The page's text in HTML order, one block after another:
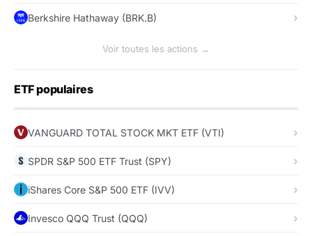
Berkshire Hathaway (BRK.B)
Voir toutes les actions →
ETF populaires
VANGUARD TOTAL STOCK MKT ETF (VTI)
SPDR S&P 500 ETF Trust (SPY)
iShares Core S&P 500 ETF (IVV)
Invesco QQQ Trust (QQQ)